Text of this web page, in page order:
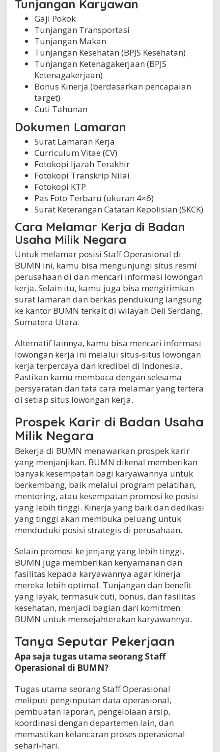
Tunjangan Karyawan
Gaji Pokok
Tunjangan Transportasi
Tunjangan Makan
Tunjangan Kesehatan (BPJS Kesehatan)
Tunjangan Ketenagakerjaan (BPJS
Ketenagakerjaan)
Bonus Kinerja (berdasarkan pencapaian
target)
Cuti Tahunan
Dokumen Lamaran
Surat Lamaran Kerja
Curriculum Vitae (CV)
Fotokopi Ijazah Terakhir
Fotokopi Transkrip Nilai
Fotokopi KTP
Pas Foto Terbaru (ukuran 4×6)
Surat Keterangan Catatan Kepolisian (SKCK)
Cara Melamar Kerja di Badan
Usaha Milik Negara
Untuk melamar posisi Staff Operasional di
BUMN ini, kamu bisa mengunjungi situs resmi
perusahaan di dan mencari informasi lowongan
kerja. Selain itu, kamu juga bisa mengirimkan
surat lamaran dan berkas pendukung langsung
ke kantor BUMN terkait di wilayah Deli Serdang,
Sumatera Utara.
Alternatif lainnya, kamu bisa mencari informasi
lowongan kerja ini melalui situs-situs lowongan
kerja terpercaya dan kredibel di Indonesia.
Pastikan kamu membaca dengan seksama
persyaratan dan tata cara melamar yang tertera
di setiap situs lowongan kerja.
Prospek Karir di Badan Usaha
Milik Negara
Bekerja di BUMN menawarkan prospek karir
yang menjanjikan. BUMN dikenal memberikan
banyak kesempatan bagi karyawannya untuk
berkembang, baik melalui program pelatihan,
mentoring, atau kesempatan promosi ke posisi
yang lebih tinggi. Kinerja yang baik dan dedikasi
yang tinggi akan membuka peluang untuk
menduduki posisi strategis di perusahaan.
Selain promosi ke jenjang yang lebih tinggi,
BUMN juga memberikan kenyamanan dan
fasilitas kepada karyawannya agar kinerja
mereka lebih optimal. Tunjangan dan benefit
yang layak, termasuk cuti, bonus, dan fasilitas
kesehatan, menjadi bagian dari komitmen
BUMN untuk mensejahterakan karyawannya.
Tanya Seputar Pekerjaan
Apa saja tugas utama seorang Staff
Operasional di BUMN?
Tugas utama seorang Staff Operasional
meliputi penginputan data operasional,
pembuatan laporan, pengelolaan arsip,
koordinasi dengan departemen lain, dan
memastikan kelancaran proses operasional
sehari-hari.